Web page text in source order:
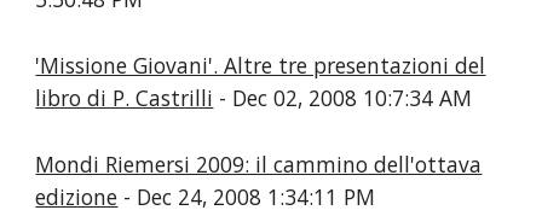
'Missione Giovani'. Altre tre presentazioni del
libro di P. Castrilli - Dec 02, 2008 10:7:34 AM
Mondi Riemersi 2009: il cammino dell'ottava
edizione - Dec 24, 2008 1:34:11 PM